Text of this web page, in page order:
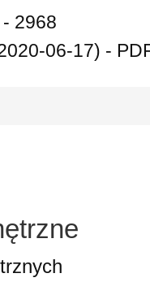
2968
06-17) -